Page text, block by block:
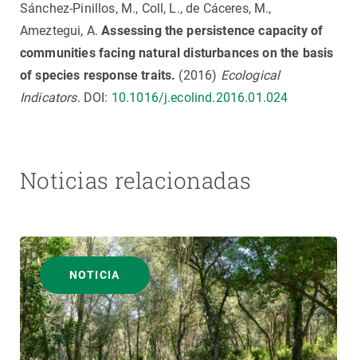
Sánchez-Pinillos, M., Coll, L., de Cáceres, M.,
Ameztegui, A.Assessing the persistence capacity of
communities facing natural disturbances on the basis
of species response traits. (2016) Ecological
Indicators. DOI: 10.1016/j.ecolind.2016.01.024
Noticias relacionadas
NOTICIA